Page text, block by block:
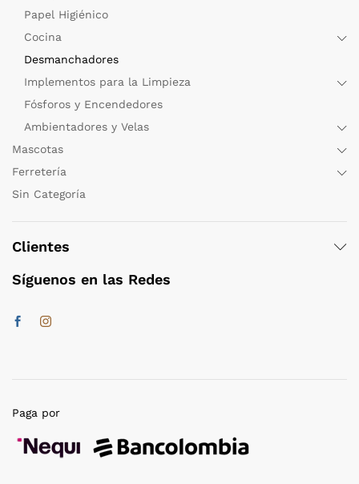
Papel Higiénico
Cocina
Desmanchadores
Implementos para la Limpieza
Fósforos y Encendedores
Ambientadores y Velas
Mascotas
Ferretería
Sin Categoría
Clientes
Síguenos en las Redes
Paga por